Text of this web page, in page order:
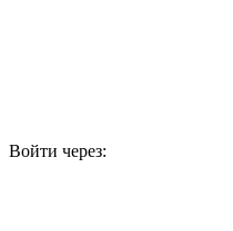
Войти через: